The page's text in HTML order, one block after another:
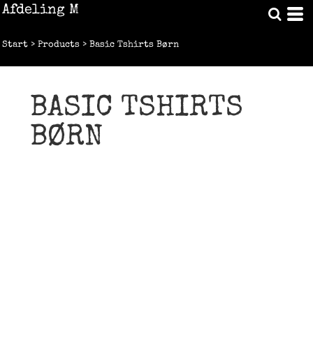
Afdeling M
Start > Products > Basic Tshirts Børn
BASIC TSHIRTS
BØRN